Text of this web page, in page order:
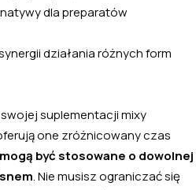
dla preparatów
działania różnych form
suplementacji mixy
one zróżnicowany czas
mogą być stosowane o dowolnej
. Nie musisz ograniczać się